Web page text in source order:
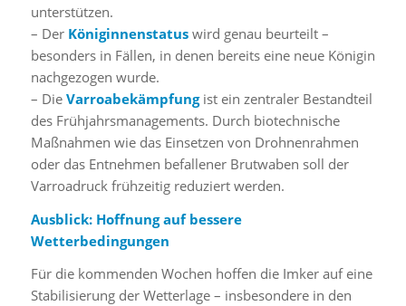
unterstützen.
– Der Königinnenstatuswird genau beurteilt –
besonders in Fällen, in denen bereits eine neue Königin
nachgezogen wurde.
– Die Varroabekämpfungist ein zentraler Bestandteil
des Frühjahrsmanagements. Durch biotechnische
Maßnahmen wie das Einsetzen von Drohnenrahmen
oder das Entnehmen befallener Brutwaben soll der
Varroadruck frühzeitig reduziert werden.
Ausblick: Hoffnung auf bessere
Wetterbedingungen
Für die kommenden Wochen hoffen die Imker auf eine
Stabilisierung der Wetterlage – insbesondere in den